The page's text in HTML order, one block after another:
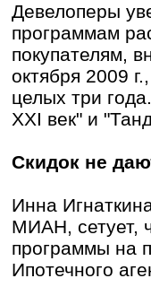
Девелоперы
программам
покупателям,
октября 2009
целых три
XXI век" и
Скидок не
Инна
МИАН, сетует,
программы на
Ипотечного